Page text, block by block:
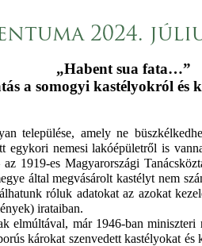
2024.
„Habent sua fata…”
a somogyi kastélyokról és
települése, amely ne
egykori nemesi lakóépületről is
1919-es Magyarországi
által megvásárolt kastélyt nem
róluk adatokat az azokat
irataiban.
elmúltával, már 1946-ban
károkat szenvedett kastélyokat